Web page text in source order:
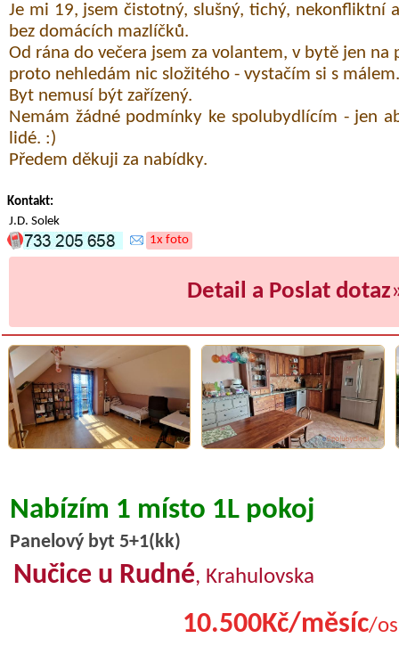
Je mi 19, jsem čistotný, slušný, tichý, nekonfliktní
bez domácích mazlíčků.
Od rána do večera jsem za volantem, v bytě jen na
proto nehledám nic složitého - vystačím si s málem.
Byt nemusí být zařízený.
Nemám žádné podmínky ke spolubydlícím - jen
lidé. :)
Předem děkuji za nabídky.
Kontakt:
J.D. Solek
1x foto
Detail a Poslat dotaz
Nabízím 1 místo 1L pokoj
Panelový byt 5+1(kk)
Nučice u Rudné, Krahulovska
10.500Kč/měsíc/